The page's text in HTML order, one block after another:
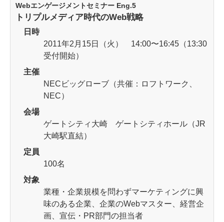
Webエンゲージメントセミナー Eng.5
トリプルメディア時代のWeb戦略
日時
2011年2月15日（火） 14:00〜16:45（13:30
受付開始）
主催
NECビッグローブ（共催：ロフトワーク、
NEC）
会場
ゲートシティ大崎 ゲートシティホール（JR
大崎駅直結）
定員
100名
対象
業種・企業規模を問わずマーケティングに興
味のある企業、企業のWebマスター、経営企
画、宣伝・PR部門の担当者